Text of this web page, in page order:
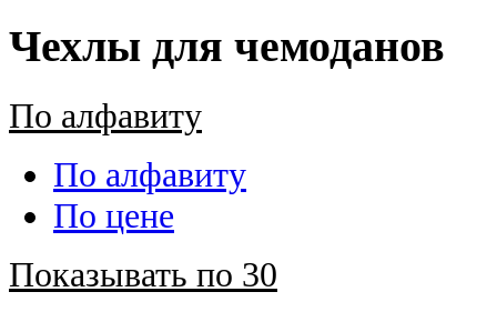
Чехлы для чемоданов
По алфавиту
По алфавиту
По цене
Показывать по 30